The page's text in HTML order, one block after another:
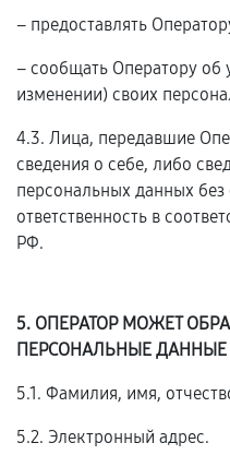
– предоставлять
– сообщать Оператору об
изменении) своих
4.3. Лица, передавшие
сведения о себе, либо
персональных данных без
ответственность в
РФ.
5. ОПЕРАТОР МОЖЕТ
ПЕРСОНАЛЬНЫЕ ДАННЫЕ
5.1. Фамилия, имя,
5.2. Электронный адрес.